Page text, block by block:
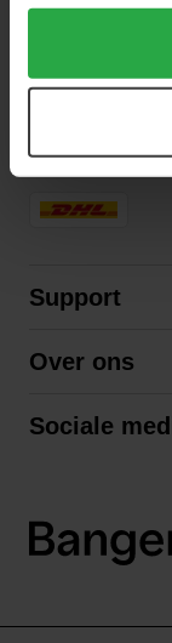
Genom att
alla cookies,
användningen
samt vår
aanbiedingen!
Support
Algemene
Over ons
Sociale
LinkedIn